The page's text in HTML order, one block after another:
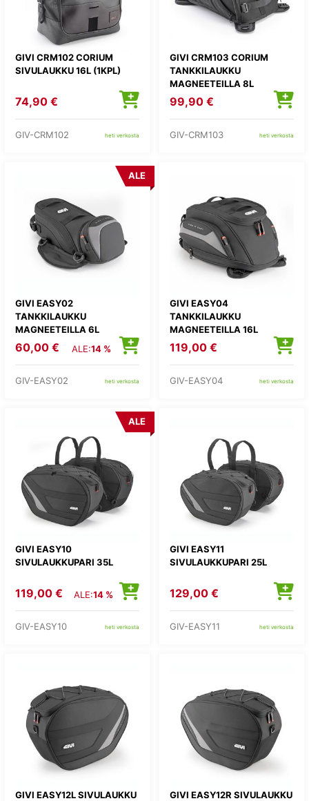
GIVI CRM102 CORIUM
SIVULAUKKU 16L (1KPL)
74,90 €
GIV-CRM102 heti verkosta
GIVI CRM103 CORIUM
TANKKILAUKKU
MAGNEETEILLA 8L
99,90 €
GIV-CRM103 heti verkosta
GIVI EASY02
TANKKILAUKKU
MAGNEETEILLA 6L
ALE
60,00 € ALE:14 %
GIV-EASY02 heti verkosta
GIVI EASY04
TANKKILAUKKU
MAGNEETEILLA 16L
119,00 €
GIV-EASY04 heti verkosta
GIVI EASY10
SIVULAUKKUPARI 35L
ALE
119,00 € ALE:14 %
GIV-EASY10 heti verkosta
GIVI EASY11
SIVULAUKKUPARI 25L
129,00 €
GIV-EASY11 heti verkosta
GIVI EASY12L SIVULAUKKU
GIVI EASY12R SIVULAUKKU